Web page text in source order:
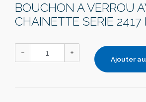
BOUCHON A VERROU
CHAINETTE SERIE
Ajouter